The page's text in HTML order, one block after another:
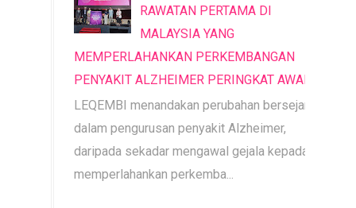
RAWATAN PERTAMA DI
MALAYSIA YANG
MEMPERLAHANKAN PERKEMBANGAN
PENYAKIT ALZHEIMER PERINGKAT AWAL
LEQEMBI menandakan perubahan bersejarah
dalam pengurusan penyakit Alzheimer,
daripada sekadar mengawal gejala kepada
memperlahankan perkemba...